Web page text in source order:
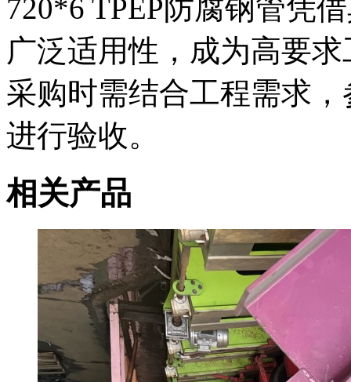
720*6 TPEP防腐钢管凭
广泛适用性，成为高要
采购时需结合工程需求，
进行验收。
相关产品